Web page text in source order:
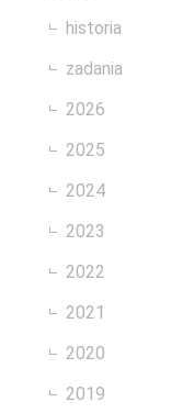
historia
zadania
2026
2025
2024
2023
2022
2021
2020
2019